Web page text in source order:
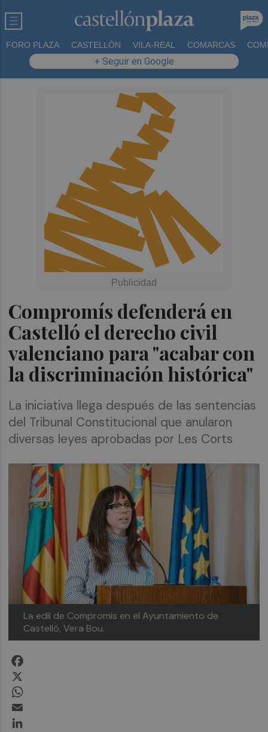
FORO PLAZA CASTELLÓN VILA-REAL COMARCAS
+ Seguir en Google
Compromís defenderá en
Castelló el derecho civil
valenciano para "acabar con
la discriminación histórica"
La iniciativa llega después de las sentencias
del Tribunal Constitucional que anularon
diversas leyes aprobadas por Les Corts
La edil de Compromís en el Ayuntamiento de
Castelló, Vera Bou.